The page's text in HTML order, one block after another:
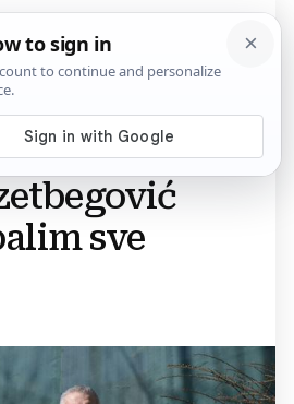
sve